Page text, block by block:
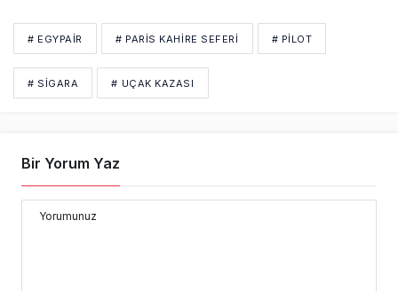
# EGYPAIR # PARIS KAHIRE SEFERI # PİLOT
# SIGARA # UÇAK KAZASI
Bir Yorum Yaz
Yorumunuz